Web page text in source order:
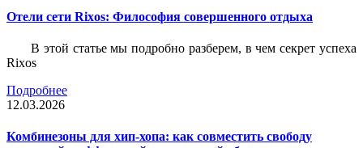
Отели сети Rixos: Философия совершенного отдыха
В этой статье мы подробно разберем, в чем секрет успеха
Rixos
Подробнее
12.03.2026
Комбинезоны для хип-хопа: как совместить свободу